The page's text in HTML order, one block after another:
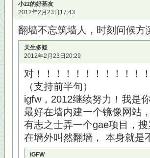
小zz的好基友
2012年2月23日17:43
翻墙不忘筑墙人，时刻问候方
天生多疑
2012年2月23日20:29
对！！！！！！！！！！！
（支持前半句）
igfw，2012继续努力！我是
最好在墙内建一个镜像网站
有志之士弄一个gae项目，
在墙外叫然翻墙， 本身就是
iGFW